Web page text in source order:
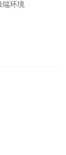
端环境